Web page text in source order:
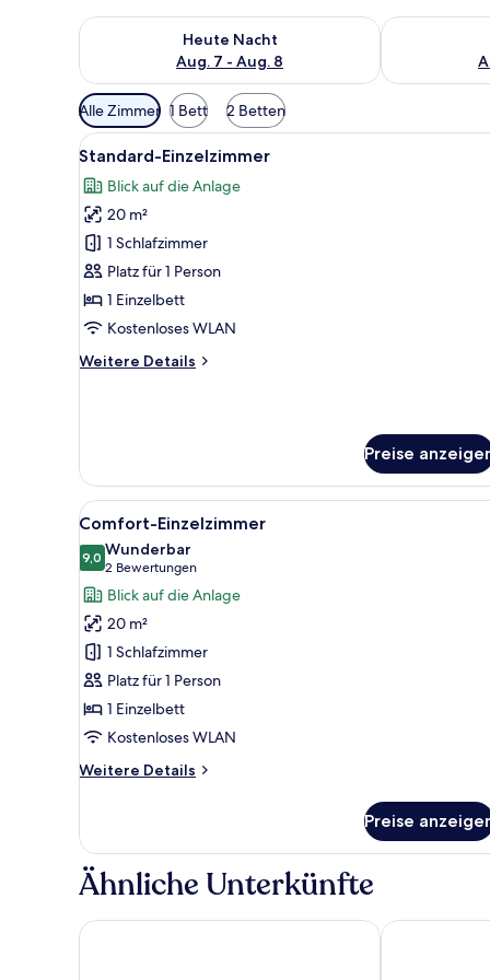
Heute Nacht
Aug. 7 - Aug. 8
Überprüfe die Verfügbarkeit für heute Nacht, Aug. 7
Überprüfe
Verfügbare
Filter
für
Zimmer
Alle Zimmer 1 Bett 2 Betten
Alle
Fotos
für
Standard-
Einzelzimmer
anzeigen
Ein Hotelzimmer mit einem
5
Standard-Einzelzimmer
Blick auf die Anlage
20 m²
1 Schlafzimmer
Platz für 1 Person
1 Einzelbett
Kostenloses WLAN
Weitere Details
Weitere
Preise
Alle
Fotos
für
Comfort-
Einzelzimmer
anzeigen
Ein Hotelzimmer mit
4
Comfort-Einzelzimmer
9,09,0 von 10
Wunderbar
2 Bewertungen
(2
Bewertungen)
Blick auf die Anlage
20 m²
1 Schlafzimmer
Platz für 1 Person
1 Einzelbett
Kostenloses WLAN
Weitere Details
Weitere
Einzelzimmer
Preise
Ähnliche Unterkünfte
Hotel Blaue Gams Hotel